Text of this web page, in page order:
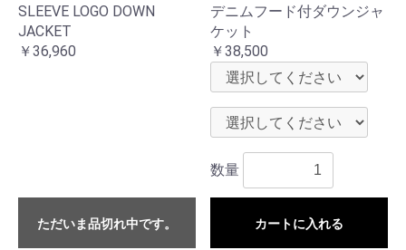
SLEEVE LOGO DOWN
JACKET
￥36,960
ただいま品切れ中です。
デニムフード付ダウンジャ
ケット
￥38,500
数量
カートに入れる